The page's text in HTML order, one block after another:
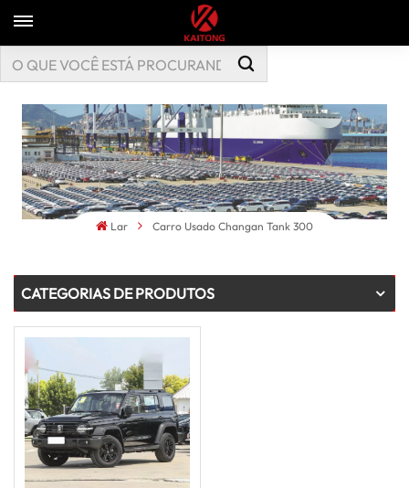
Lar Carro Usado Changan Tank 300
CATEGORIAS DE PRODUTOS